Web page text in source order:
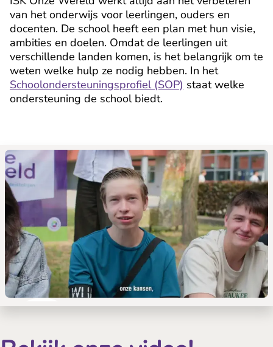
van het onderwijs voor leerlingen, ouders en
docenten. De school heeft een plan met hun visie,
ambities en doelen. Omdat de leerlingen uit
verschillende landen komen, is het belangrijk om te
weten welke hulp ze nodig hebben. In het
Schoolondersteuningsprofiel (SOP) staat welke
ondersteuning de school biedt.